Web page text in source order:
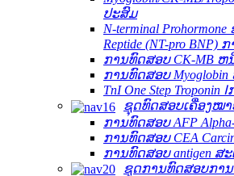
ປະສົມ
N-terminal
Reptide (NT-pro BNP)
ການທົດສອບ CK-MB ຫ
ການທົດສອບ
TnI One Step Troponin
ຊຸດທົດສອບເຄື່ອງໝາ
ການທົດສອບ AFP Alpha-
ການທົດສອບ CEA
ການທົດສອບ antigen ສະ
ຊຸດການທົດສອບກາ